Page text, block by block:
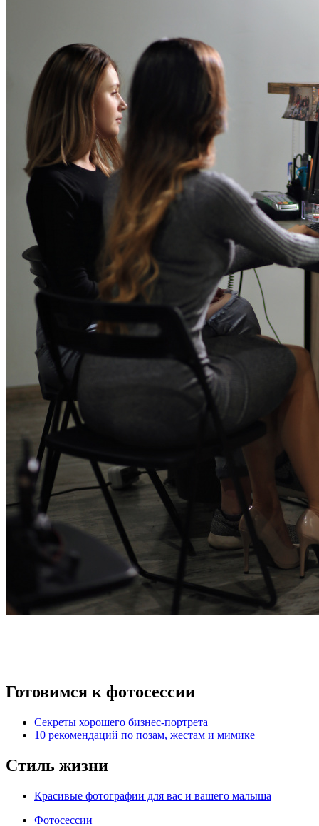
Готовимся к фотосессии
Секреты хорошего бизнес-портрета
10 рекомендаций по позам, жестам и мимике
Стиль жизни
Красивые фотографии для вас и вашего малыша
Фотосессии